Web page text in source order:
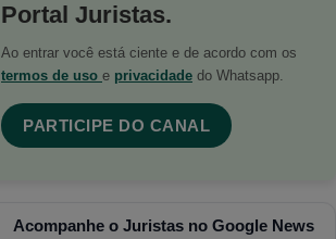
Portal Juristas.
Ao entrar você está ciente e de acordo com os
termos de uso e privacidade do Whatsapp.
PARTICIPE DO CANAL
Acompanhe o Juristas no Google News